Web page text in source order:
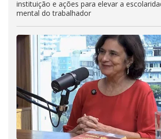
instituição e ações para elevar a
mental do trabalhador